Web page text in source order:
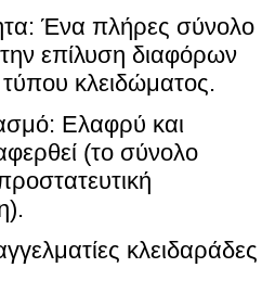
Ένα πλήρες σύνολο
επίλυση διαφόρων
κλειδώματος.
Ελαφρύ και
(το σύνολο
κλειδαράδες